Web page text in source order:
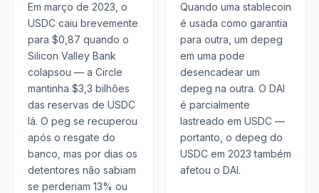
Em março de 2023, o
USDC caiu brevemente
para $0,87 quando o
Silicon Valley Bank
colapsou — a Circle
mantinha $3,3 bilhões
das reservas de USDC
lá. O peg se recuperou
após o resgate do
banco, mas por dias os
detentores não sabiam
se perderiam 13% ou
Quando uma stablecoin
é usada como garantia
para outra, um depeg
em uma pode
desencadear um
depeg na outra. O DAI
é parcialmente
lastreado em USDC —
portanto, o depeg do
USDC em 2023 também
afetou o DAI.